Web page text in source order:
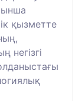
қызметте
негізгі